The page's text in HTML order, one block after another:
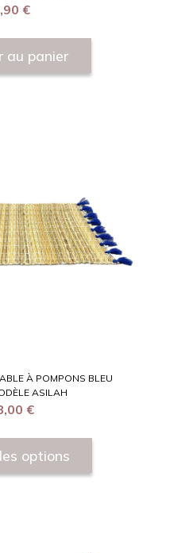
€
au panier
À POMPONS BLEU
ASILAH
€
options